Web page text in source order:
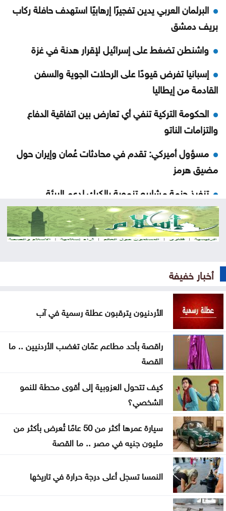
البرلمان العربي يدين تفجيرًا إرهابيًا استهدف حافلة ركاب
بريف دمشق
واشنطن تضغط على إسرائيل لإقرار هدنة في غزة
إسبانيا تفرض قيودًا على الرحلات الجوية والسفن
القادمة من إيطاليا
الحكومة التركية تنفي أي تعارض بين اتفاقية الدفاع
والتزامات الناتو
مسؤول أميركي: تقدم في محادثات عُمان وإيران حول
مضيق هرمز
تنفيذ حزمة مشاريع تنموية بالكرك لدعم البيئة
الاستثمارية
انطلاق منافسات بطولة الحسن الدولية العاشرة
مجلس الشيوخ الأميركي يتبنى عقوبات جديدة على
الحوثيون يتبنون هجومًا على معسكر للقوات الحكومية
في مأرب
عقوبات أميركية تستهدف منصات عملات رقمية
مرتبطة بتمويل الحرس الثوري
البناء الوطني: المباني غير المعزولة تزيد استهلاك الكهرباء
في موجات الحر
انطلاق رحلات برنامج أردننا جنة في الكرك
عون: تقدم إيجابي في مفاوضات روما حول الحدود
والأسرى
سامو زين يفاجئ جمهوره ويعلن ارتباطه بفنانة مصرية
أخبار خفيفة
الأردنيون يترقبون عطلة رسمية في آب
راقصة بأحد مطاعم عمّان تغضب الأردنيين .. ما
القصة
كيف تتحول العزوبية إلى أقوى محطة للنمو
الشخصي؟
سيارة عمرها أكثر من 50 عامًا تُعرض بأكثر من
مليون جنيه في مصر .. ما القصة
النمسا تسجل أعلى درجة حرارة في تاريخها